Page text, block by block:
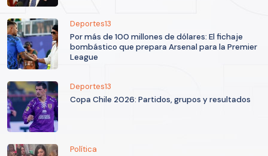
Deportes13
Por más de 100 millones de dólares: El fichaje
bombástico que prepara Arsenal para la Premier
League
Deportes13
Copa Chile 2026: Partidos, grupos y resultados
Política